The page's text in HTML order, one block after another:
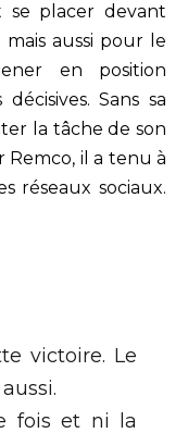
se placer devant
aussi pour le
en position
Sans sa
la tâche de son
il a tenu à
réseaux sociaux.
victoire. Le
fois et ni la